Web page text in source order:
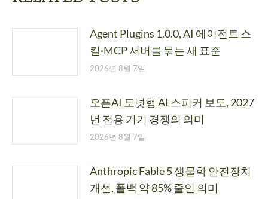
Agent Plugins 1.0.0, AI 에이전트 스
킬·MCP 서버를 묶는 새 표준
2026년 8월 7일
오픈AI 도넛형 AI 스피커 보도, 2027
년 전용 기기 경쟁의 의미
2026년 8월 7일
Anthropic Fable 5 생물학 안전장치
개선, 폴백 약 85% 줄인 의미